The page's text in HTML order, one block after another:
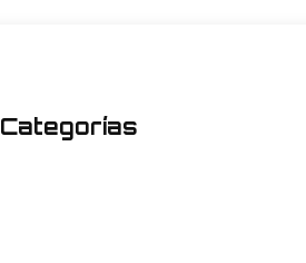
Categorías